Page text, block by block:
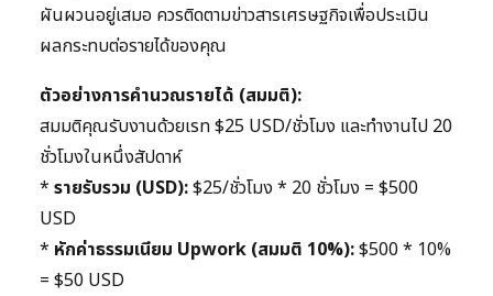
ผันผวนอยู่เสมอ ควรติดตามข่าวสารเศรษฐกิจเพื่อประเมิน
ผลกระทบต่อรายได้ของคุณ
ตัวอย่างการคำนวณรายได้ (สมมติ):
สมมติคุณรับงานด้วยเรท $25 USD/ชั่วโมง และทำงานไป 20
ชั่วโมงในหนึ่งสัปดาห์
* รายรับรวม (USD):$25/ชั่วโมง * 20 ชั่วโมง = $500
USD
* หักค่าธรรมเนียม Upwork (สมมติ 10%):$500 * 10%
= $50 USD